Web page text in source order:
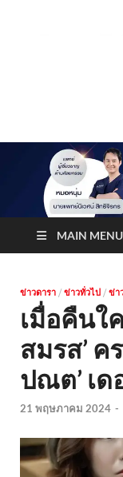
MAIN MENU
ข่าวดารา / ข่าวทั่วไป / ข่า
เมื่อคืนใ
สมรส’ ค
ปณต’ เ
21 พฤษภาคม 2024 -